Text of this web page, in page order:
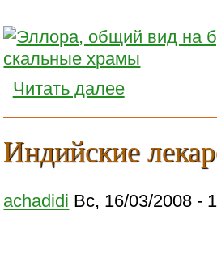
Читать далее
Индийские
achadidi Вс, 16/03/2008 -